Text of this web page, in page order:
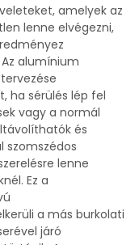
amelyek az
lenne elvégezni,
alumínium
ha sérülés lép fel
vagy a normál
és
szomszédos
lenne
Ez a
a más burkolati
járó